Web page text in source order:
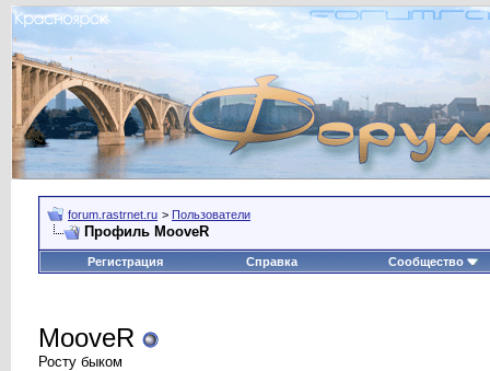
forum.rastrnet.ru > Пользователи
Профиль MooveR
Регистрация Справка Сообщество
MooveR
Росту быком